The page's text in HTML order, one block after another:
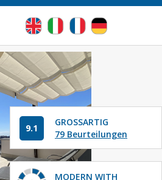
9.1
GROSSARTIG
79 Beurteilungen
MODERN WITH